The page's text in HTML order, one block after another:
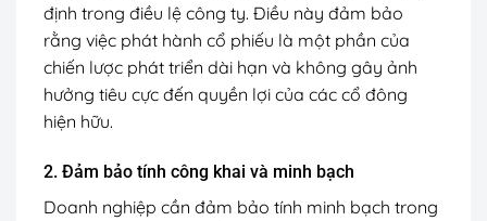
định trong điều lệ công ty. Điều này đảm bảo
rằng việc phát hành cổ phiếu là một phần của
chiến lược phát triển dài hạn và không gây ảnh
hưởng tiêu cực đến quyền lợi của các cổ đông
hiện hữu.
2. Đảm bảo tính công khai và minh bạch
Doanh nghiệp cần đảm bảo tính minh bạch trong